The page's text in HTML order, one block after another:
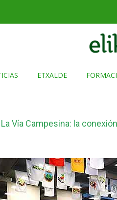
ETXALDE
Vía Campesina: la